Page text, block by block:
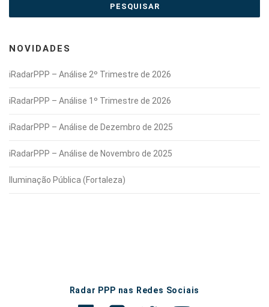
NOVIDADES
iRadarPPP – Análise 2º Trimestre de 2026
iRadarPPP – Análise 1º Trimestre de 2026
iRadarPPP – Análise de Dezembro de 2025
iRadarPPP – Análise de Novembro de 2025
Iluminação Pública (Fortaleza)
Radar PPP nas Redes Sociais